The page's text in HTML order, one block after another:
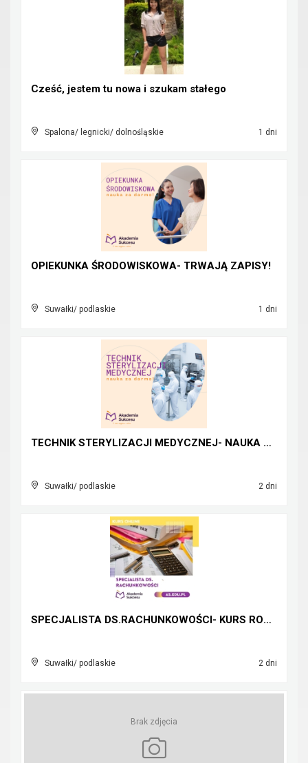
Cześć, jestem tu nowa i szukam stałego
Spalona/ legnicki/ dolnośląskie 1 dni
OPIEKUNKA ŚRODOWISKOWA- TRWAJĄ ZAPISY!
Suwałki/ podlaskie 1 dni
TECHNIK STERYLIZACJI MEDYCZNEJ- NAUKA ZA DARMO!
Suwałki/ podlaskie 2 dni
SPECJALISTA DS.RACHUNKOWOŚCI- KURS ROCZNY ONLINE!
Suwałki/ podlaskie 2 dni
Brak zdjęcia